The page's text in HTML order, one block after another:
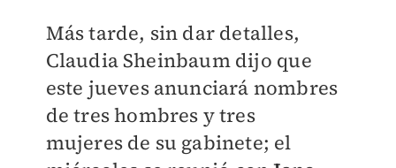
Más tarde, sin dar detalles,
Claudia Sheinbaum dijo que
este jueves anunciará nombres
de tres hombres y tres
mujeres de su gabinete; el